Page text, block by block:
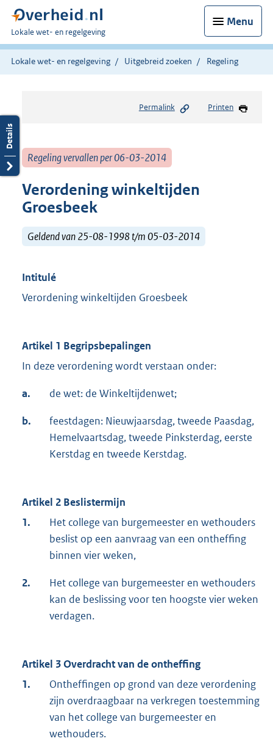
Menu
U
bent
hier:
Lokale wet- en regelgeving
Lokale wet- en regelgeving Uitgebreid zoeken Regeling
Permalink Printen
Regeling vervallen per 06-03-2014
Verordening winkeltijden
Groesbeek
Geldend van 25-08-1998 t/m 05-03-2014
Intitulé
Verordening winkeltijden Groesbeek
Artikel 1 Begripsbepalingen
In deze verordening wordt verstaan onder:
a. de wet: de Winkeltijdenwet;
b.
feestdagen: Nieuwjaarsdag, tweede Paasdag,
Hemelvaartsdag, tweede Pinksterdag, eerste
Kerstdag en tweede Kerstdag.
Artikel 2 Beslistermijn
1.
Het college van burgemeester en wethouders
beslist op een aanvraag van een ontheffing
binnen vier weken,
2.
Het college van burgemeester en wethouders
kan de beslissing voor ten hoogste vier weken
verdagen.
Artikel 3 Overdracht van de ontheffing
1.
Ontheffingen op grond van deze verordening
zijn overdraagbaar na verkregen toestemming
van het college van burgemeester en
wethouders.